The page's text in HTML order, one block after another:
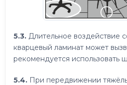
5.3. Длительное воздействие
кварцевый ламинат может
рекомендуется использовать
5.4. При передвижении